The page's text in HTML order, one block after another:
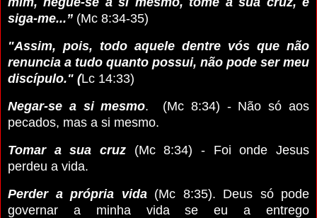
siga-me...” (Mc 8:34-35)
"Assim, pois, todo aquele dentre vós que não
renuncia a tudo quanto possui, não pode ser meu
discípulo." (Lc 14:33)
Negar-se a si mesmo. (Mc 8:34) - Não só aos
pecados, mas a si mesmo.
Tomar a sua cruz (Mc 8:34) - Foi onde Jesus
perdeu a vida.
Perder a própria vida(Mc 8:35). Deus só pode
governar a minha vida se eu a entrego